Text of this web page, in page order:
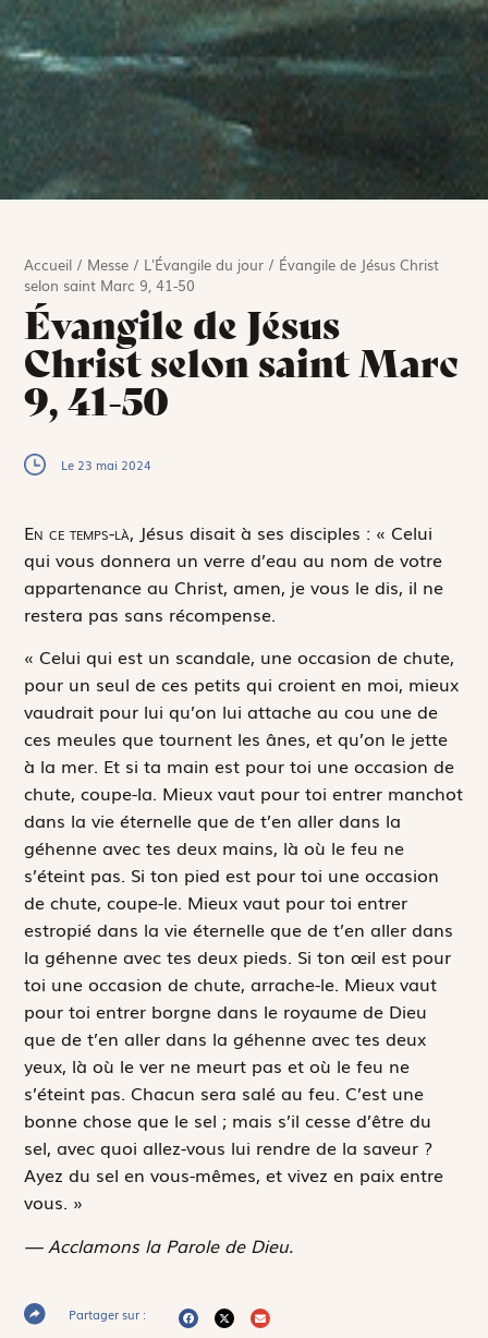
Accueil / Messe / L'Évangile du jour / Évangile de Jésus Christ
selon saint Marc 9, 41-50
Évangile de Jésus
Christ selon saint Marc
9, 41-50
Le 23 mai 2024
En ce temps-là, Jésus disait à ses disciples : « Celui
qui vous donnera un verre d’eau au nom de votre
appartenance au Christ, amen, je vous le dis, il ne
restera pas sans récompense.
« Celui qui est un scandale, une occasion de chute,
pour un seul de ces petits qui croient en moi, mieux
vaudrait pour lui qu’on lui attache au cou une de
ces meules que tournent les ânes, et qu’on le jette
à la mer. Et si ta main est pour toi une occasion de
chute, coupe-la. Mieux vaut pour toi entrer manchot
dans la vie éternelle que de t’en aller dans la
géhenne avec tes deux mains, là où le feu ne
s’éteint pas. Si ton pied est pour toi une occasion
de chute, coupe-le. Mieux vaut pour toi entrer
estropié dans la vie éternelle que de t’en aller dans
la géhenne avec tes deux pieds. Si ton œil est pour
toi une occasion de chute, arrache-le. Mieux vaut
pour toi entrer borgne dans le royaume de Dieu
que de t’en aller dans la géhenne avec tes deux
yeux, là où le ver ne meurt pas et où le feu ne
s’éteint pas. Chacun sera salé au feu. C’est une
bonne chose que le sel ; mais s’il cesse d’être du
sel, avec quoi allez-vous lui rendre de la saveur ?
Ayez du sel en vous-mêmes, et vivez en paix entre
vous. »
— Acclamons la Parole de Dieu.
Partager sur :